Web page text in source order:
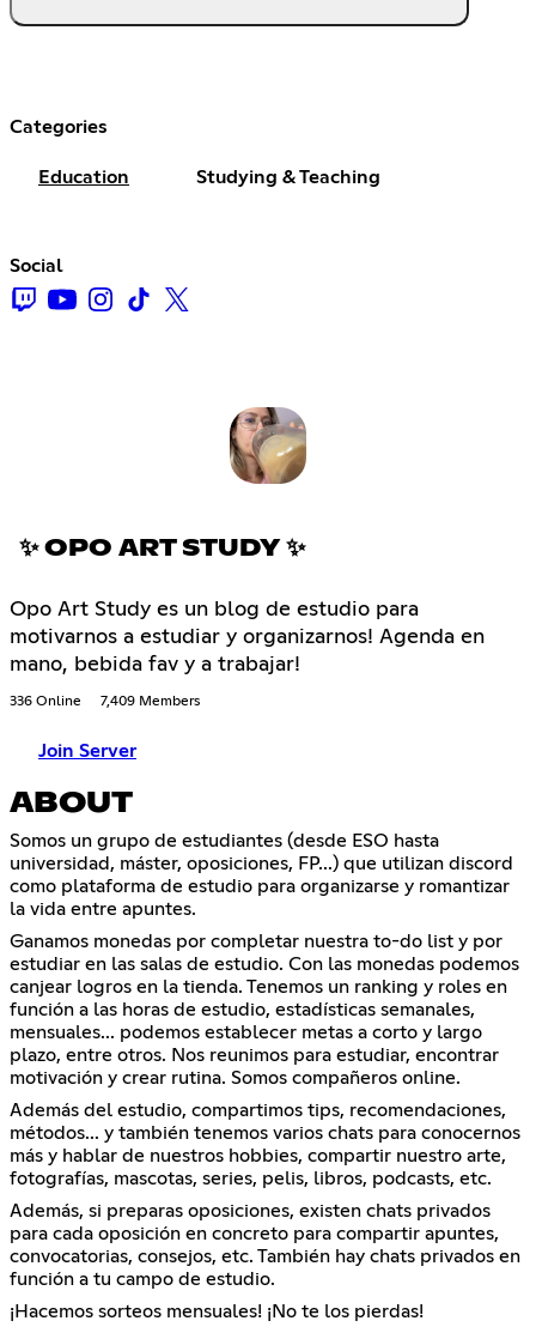
Categories
Education Studying & Teaching
Social
✨ OPO ART STUDY ✨
Opo Art Study es un blog de estudio para
motivarnos a estudiar y organizarnos! Agenda en
mano, bebida fav y a trabajar!
336 Online 7,409 Members
Join Server
ABOUT
Somos un grupo de estudiantes (desde ESO hasta
universidad, máster, oposiciones, FP...) que utilizan discord
como plataforma de estudio para organizarse y romantizar
la vida entre apuntes.
Ganamos monedas por completar nuestra to-do list y por
estudiar en las salas de estudio. Con las monedas podemos
canjear logros en la tienda. Tenemos un ranking y roles en
función a las horas de estudio, estadísticas semanales,
mensuales... podemos establecer metas a corto y largo
plazo, entre otros. Nos reunimos para estudiar, encontrar
motivación y crear rutina. Somos compañeros online.
Además del estudio, compartimos tips, recomendaciones,
métodos... y también tenemos varios chats para conocernos
más y hablar de nuestros hobbies, compartir nuestro arte,
fotografías, mascotas, series, pelis, libros, podcasts, etc.
Además, si preparas oposiciones, existen chats privados
para cada oposición en concreto para compartir apuntes,
convocatorias, consejos, etc. También hay chats privados en
función a tu campo de estudio.
¡Hacemos sorteos mensuales! ¡No te los pierdas!